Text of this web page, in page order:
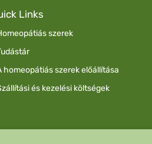
Links
szerek
homeopátiás szerek előállítása
és kezelési költségek